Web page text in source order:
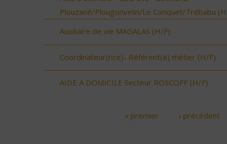
Plouzané/Plougonvelin/Le Conquet/Trébabu
Auxiliaire de vie MAGALAS (H/F)
Coordinateur(rice)- Référent(e) métier (H/F)
AIDE A DOMICILE Secteur ROSCOFF (H/F)
« premier ‹ précédent